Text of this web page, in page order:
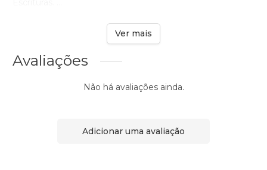
Ver mais
Avaliações
Não há avaliações ainda.
Adicionar uma avaliação